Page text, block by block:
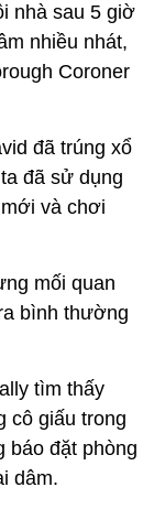
nhà sau 5 giờ
nhiều nhát,
Coroner
đã trúng xổ
đã sử dụng
và chơi
mối quan
bình thường
tìm thấy
cô giấu trong
báo đặt phòng
dâm.